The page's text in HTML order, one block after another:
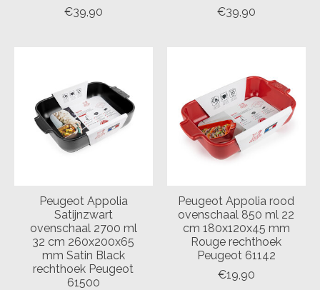
€39,90
€39,90
Peugeot Appolia
Satijnzwart
ovenschaal 2700 ml
32 cm 260x200x65
mm Satin Black
rechthoek Peugeot
61500
Peugeot Appolia rood
ovenschaal 850 ml 22
cm 180x120x45 mm
Rouge rechthoek
Peugeot 61142
€19,90